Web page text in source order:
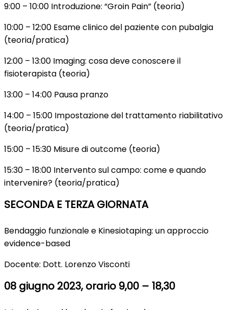
9:00 – 10:00 Introduzione: “Groin Pain” (teoria)
10:00 – 12:00 Esame clinico del paziente con pubalgia
(teoria/pratica)
12:00 – 13:00 Imaging: cosa deve conoscere il
fisioterapista (teoria)
13:00 – 14:00 Pausa pranzo
14:00 – 15:00 Impostazione del trattamento riabilitativo
(teoria/pratica)
15:00 – 15:30 Misure di outcome (teoria)
15:30 – 18:00 Intervento sul campo: come e quando
intervenire? (teoria/pratica)
SECONDA E TERZA GIORNATA
Bendaggio funzionale e Kinesiotaping: un approccio
evidence-based
Docente: Dott. Lorenzo Visconti
08 giugno 2023, orario 9,00 – 18,30